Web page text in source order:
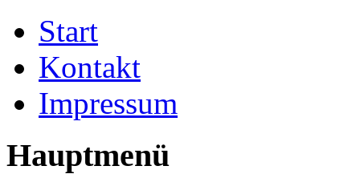
Start
Kontakt
Impressum
Hauptmenü